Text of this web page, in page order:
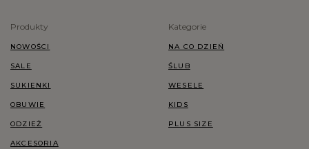
Produkty
NOWOŚCI
SALE
SUKIENKI
OBUWIE
ODZIEŻ
AKCESORIA
Kategorie
NA CO DZIEŃ
ŚLUB
WESELE
KIDS
PLUS SIZE